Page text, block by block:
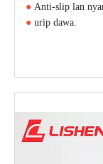
● Anti-slip lan
● urip dawa.